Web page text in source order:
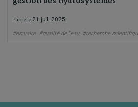
Publié le 21 juil. 2025
#estuaire #qualité de l'eau #recherche